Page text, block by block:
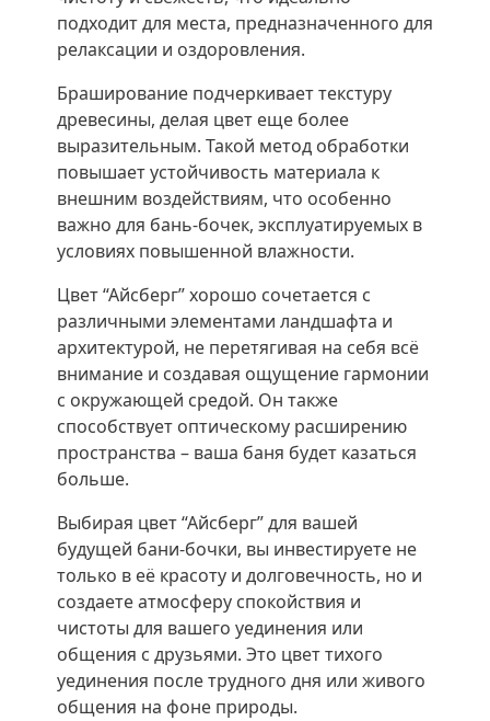
подходит для места, предназначенного для
релаксации и оздоровления.
Браширование подчеркивает текстуру
древесины, делая цвет еще более
выразительным. Такой метод обработки
повышает устойчивость материала к
внешним воздействиям, что особенно
важно для бань-бочек, эксплуатируемых в
условиях повышенной влажности.
Цвет “Айсберг” хорошо сочетается с
различными элементами ландшафта и
архитектурой, не перетягивая на себя всё
внимание и создавая ощущение гармонии
с окружающей средой. Он также
способствует оптическому расширению
пространства – ваша баня будет казаться
больше.
Выбирая цвет “Айсберг” для вашей
будущей бани-бочки, вы инвестируете не
только в её красоту и долговечность, но и
создаете атмосферу спокойствия и
чистоты для вашего уединения или
общения с друзьями. Это цвет тихого
уединения после трудного дня или живого
общения на фоне природы.